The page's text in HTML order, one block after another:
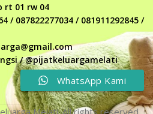
rt 01 rw 04
/ 087822277034 / 081911292845 /
/ @pijatkeluargamelati
Melati. All rights reserved
WhatsApp Kami